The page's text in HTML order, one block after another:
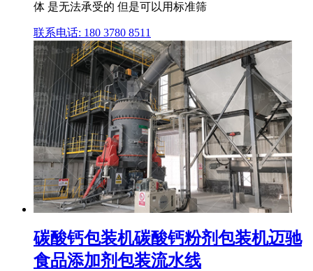
体 是无法承受的 但是可以用标准筛
联系电话: 180 3780 8511
碳酸钙包装机碳酸钙粉剂包装机迈驰
食品添加剂包装流水线